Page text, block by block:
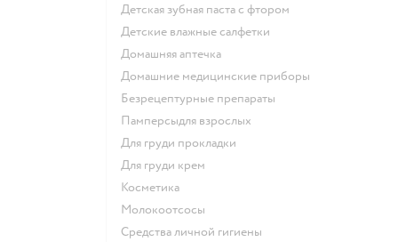
детская зубная паста с фтором
детские влажные салфетки
домашняя аптечка
домашние медицинские приборы
безрецептурные препараты
памперсыдля взрослых
для груди прокладки
для груди крем
косметика
Молокоотсосы
средства личной гигиены